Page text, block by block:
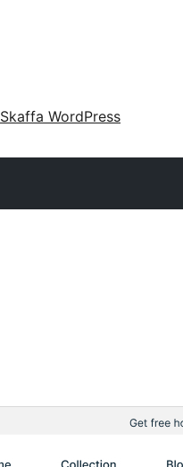
Skaffa WordPress